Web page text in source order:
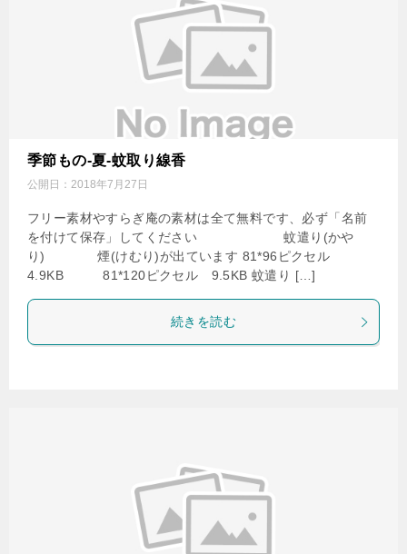
季節もの-夏-蚊取り線香
公開日： 2018年7月27日
フリー素材やすらぎ庵の素材は全て無料です、必ず「名前
を付けて保存」してください 蚊遣り(かや
り) 煙(けむり)が出ています 81*96ピクセル
4.9KB 81*120ピクセル 9.5KB 蚊遣り […]
続きを読む